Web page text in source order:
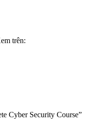
trên:
Cyber Security Course”